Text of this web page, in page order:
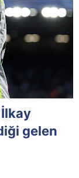
gelen